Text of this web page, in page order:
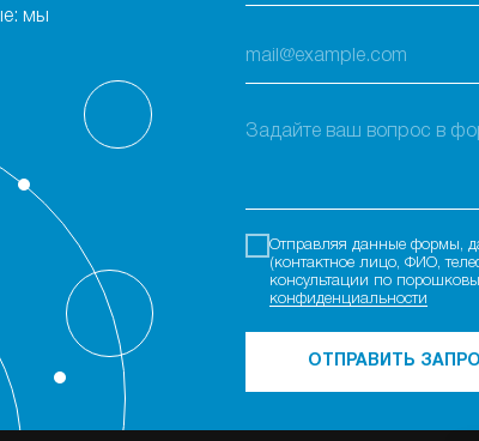
мы
Отправляя данные формы,
(контактное лицо, ФИО,
консультации по
конфиденциальности
ОТПРАВИТЬ